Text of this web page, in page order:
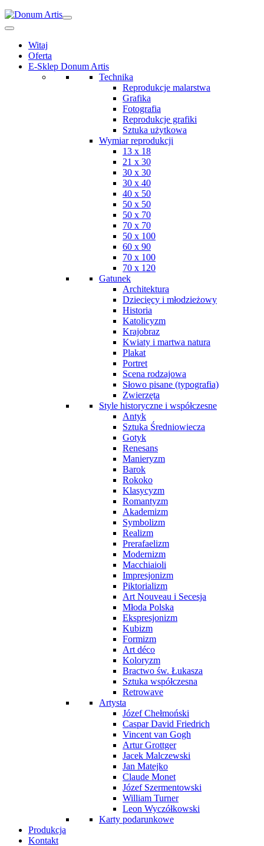
Witaj
Oferta
E-Sklep Donum Artis
Technika
Reprodukcje malarstwa
Grafika
Fotografia
Reprodukcje grafiki
Sztuka użytkowa
Wymiar reprodukcji
13 x 18
21 x 30
30 x 30
30 x 40
40 x 50
50 x 50
50 x 70
70 x 70
50 x 100
60 x 90
70 x 100
70 x 120
Gatunek
Architektura
Dziecięcy i młodzieżowy
Historia
Katolicyzm
Krajobraz
Kwiaty i martwa natura
Plakat
Portret
Scena rodzajowa
Słowo pisane (typografia)
Zwierzęta
Style historyczne i współczesne
Antyk
Sztuka Średniowiecza
Gotyk
Renesans
Manieryzm
Barok
Rokoko
Klasycyzm
Romantyzm
Akademizm
Symbolizm
Realizm
Prerafaelizm
Modernizm
Macchiaioli
Impresjonizm
Piktorializm
Art Nouveau i Secesja
Młoda Polska
Ekspresjonizm
Kubizm
Formizm
Art déco
Koloryzm
Bractwo św. Łukasza
Sztuka współczesna
Retrowave
Artysta
Józef Chełmoński
Caspar David Friedrich
Vincent van Gogh
Artur Grottger
Jacek Malczewski
Jan Matejko
Claude Monet
Józef Szermentowski
William Turner
Leon Wyczółkowski
Karty podarunkowe
Produkcja
Kontakt